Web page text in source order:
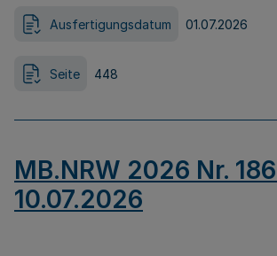
Ausfertigungsdatum 01.07.2026
Seite 448
MB.NRW 2026 Nr.
10.07.2026